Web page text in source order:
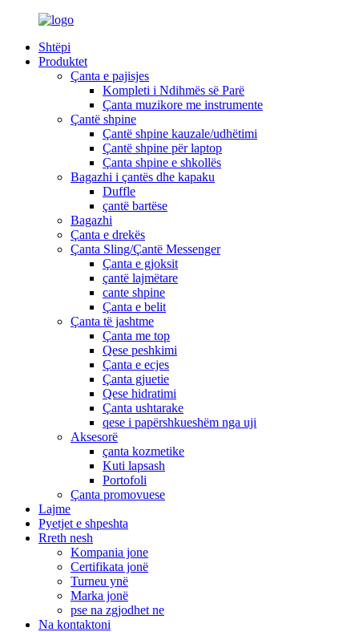
Shtëpi
Produktet
Çanta e pajisjes
Kompleti i Ndihmës së Parë
Çanta muzikore me instrumente
Çantë shpine
Çantë shpine kauzale/udhëtimi
Çantë shpine për laptop
Çanta shpine e shkollës
Bagazhi i çantës dhe kapaku
Duffle
çantë bartëse
Bagazhi
Çanta e drekës
Çanta Sling/Çantë Messenger
Çanta e gjoksit
çantë lajmëtare
cante shpine
Çanta e belit
Çanta të jashtme
Çanta me top
Qese peshkimi
Çanta e ecjes
Çanta gjuetie
Qese hidratimi
Çanta ushtarake
qese i papërshkueshëm nga uji
Aksesorë
çanta kozmetike
Kuti lapsash
Portofoli
Çanta promovuese
Lajme
Pyetjet e shpeshta
Rreth nesh
Kompania jone
Certifikata jonë
Turneu ynë
Marka jonë
pse na zgjodhet ne
Na kontaktoni